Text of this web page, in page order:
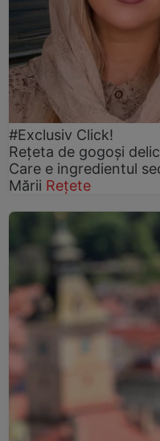
#Exclusiv Click!
Rețeta de gogoşi
Care e ingredientul
Mării Rețete